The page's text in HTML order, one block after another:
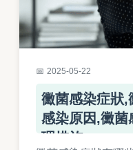
2025-05-22
黴菌感染症狀,
感染原因,黴菌
理措施